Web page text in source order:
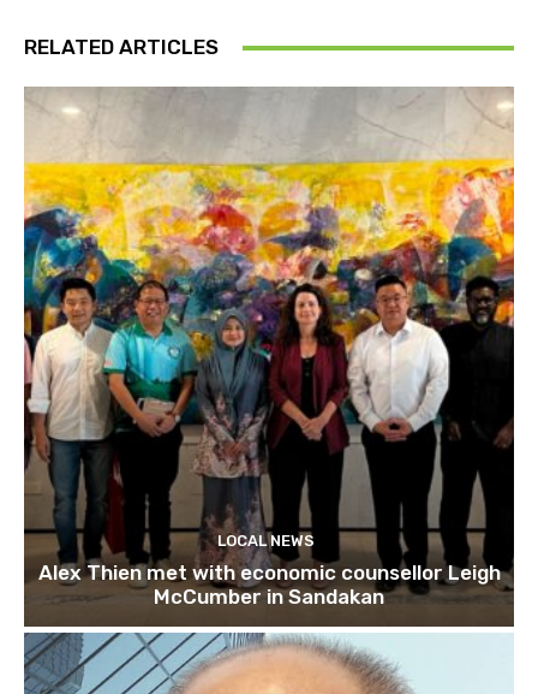
RELATED ARTICLES
LOCAL NEWS
Alex Thien met with economic counsellor Leigh
McCumber in Sandakan